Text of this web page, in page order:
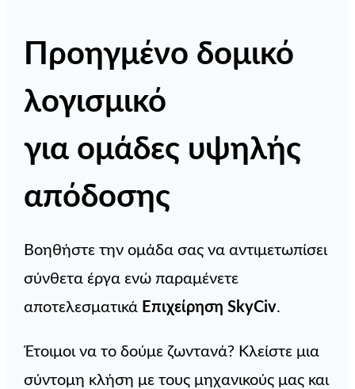
Προηγμένο δομικό
λογισμικό
για ομάδες υψηλής
απόδοσης
Βοηθήστε την ομάδα σας να αντιμετωπίσει
σύνθετα έργα ενώ παραμένετε
αποτελεσματικά Επιχείρηση SkyCiv.
Έτοιμοι να το δούμε ζωντανά? Κλείστε μια
σύντομη κλήση με τους μηχανικούς μας και